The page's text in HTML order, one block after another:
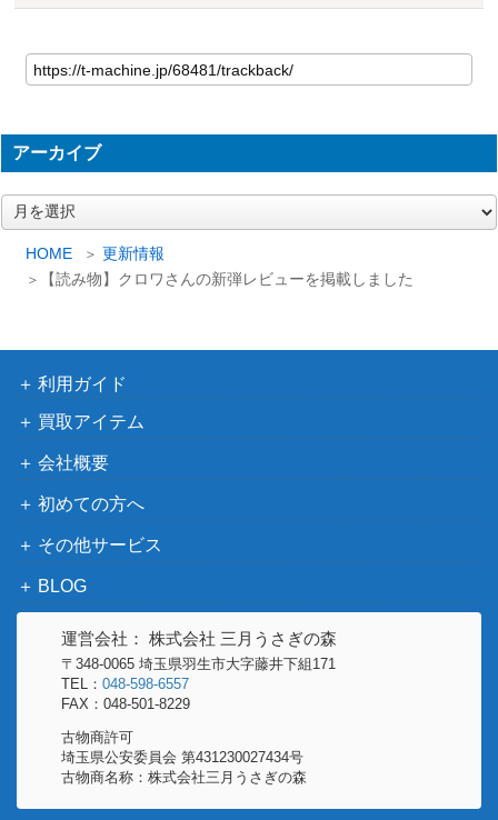
HOME
更新情報
【読み物】クロワさんの新弾レビューを掲載しました
アーカイブ
ー
利用ガイド
買取アイテム
会社概要
初めての方へ
その他サービス
BLOG
運営会社： 株式会社 三月うさぎの森
〒348-0065 埼玉県羽生市大字藤井下組171
TEL： 048-598-6557
FAX：048-501-8229
古物商許可
埼玉県公安委員会 第431230027434号
古物商名称：株式会社三月うさぎの森